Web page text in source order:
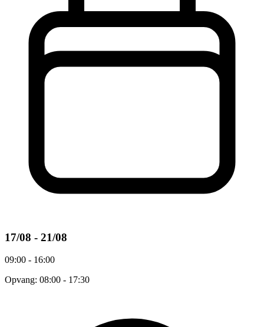
17/08 - 21/08
09:00 - 16:00
Opvang: 08:00 - 17:30